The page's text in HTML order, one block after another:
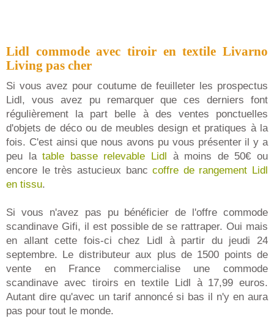
Lidl commode avec tiroir en textile Livarno
Living pas cher
Si vous avez pour coutume de feuilleter les prospectus
Lidl, vous avez pu remarquer que ces derniers font
régulièrement la part belle à des ventes ponctuelles
d'objets de déco ou de meubles design et pratiques à la
fois. C'est ainsi que nous avons pu vous présenter il y a
peu latable basse relevable Lidl à moins de 50€ ou
encore le très astucieux banccoffre de rangement Lidl
en tissu.
Si vous n'avez pas pu bénéficier de l'offre commode
scandinave Gifi, il est possible de se rattraper. Oui mais
en allant cette fois-ci chez Lidl à partir du jeudi 24
septembre. Le distributeur aux plus de 1500 points de
vente en France commercialise une commode
scandinave avec tiroirs en textile Lidl à 17,99 euros.
Autant dire qu'avec un tarif annoncé si bas il n'y en aura
pas pour tout le monde.